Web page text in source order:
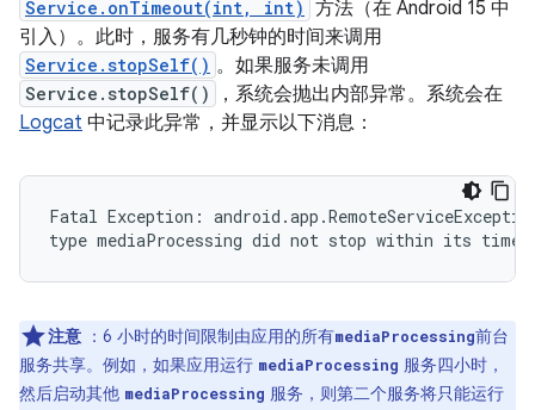
Service.onTimeout(int, int) 方法（在 Android 15 中
引入）。此时，服务有几秒钟的时间来调用
Service.stopSelf() 。如果服务未调用
Service.stopSelf()
，系统会抛出内部异常。系统会在
Logcat 中记录此异常，并显示以下消息：
Fatal Exception:
注意 ：6 小时的时间限制由应用的所有mediaProcessing前台
服务共享。例如，如果应用运行 mediaProcessing 服务四小时，
然后启动其他 mediaProcessing 服务，则第二个服务将只能运行